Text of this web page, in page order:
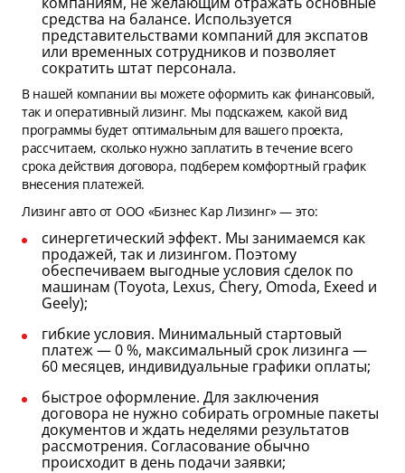
средства на балансе. Используется
представительствами компаний для экспатов
или временных сотрудников и позволяет
сократить штат персонала.
В нашей компании вы можете оформить как финансовый,
так и оперативный лизинг. Мы подскажем, какой вид
программы будет оптимальным для вашего проекта,
рассчитаем, сколько нужно заплатить в течение всего
срока действия договора, подберем комфортный график
внесения платежей.
Лизинг авто от ООО «Бизнес Кар Лизинг» — это:
синергетический эффект. Мы занимаемся как
продажей, так и лизингом. Поэтому
обеспечиваем выгодные условия сделок по
машинам (Toyota, Lexus, Chery, Omoda, Exeed и
Geely);
гибкие условия. Минимальный стартовый
платеж — 0 %, максимальный срок лизинга —
60 месяцев, индивидуальные графики оплаты;
быстрое оформление. Для заключения
договора не нужно собирать огромные пакеты
документов и ждать неделями результатов
рассмотрения. Согласование обычно
происходит в день подачи заявки;